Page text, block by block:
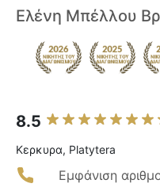
Ελένη Μπέλλου
8.5
Κερκυρα, Platytera
Εμφάνιση